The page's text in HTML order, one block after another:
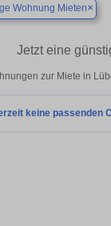
Wohnung Mieten×
Jetzt eine
zur Miete in
keine passenden